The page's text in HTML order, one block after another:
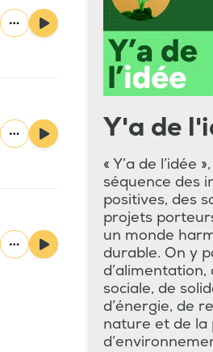
Y'a de
« Y’a de l’idée
séquence des
positives, des
projets
un monde
durable. On y
d’alimentation,
sociale, de
d’énergie, de
nature et de la